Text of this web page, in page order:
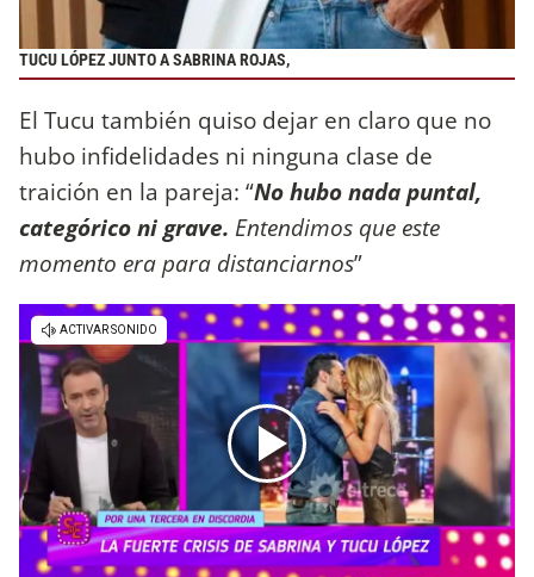
TUCU LÓPEZ JUNTO A SABRINA ROJAS,
El Tucu también quiso dejar en claro que no
hubo infidelidades ni ninguna clase de
traición en la pareja: “No hubo nada puntal,
categórico ni grave. Entendimos que este
momento era para distanciarnos”